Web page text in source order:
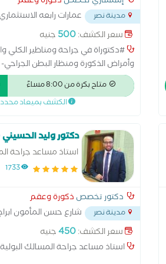
مدينة نصر
عمارات رابعه
- ميدان الساعه...
سعر الكشف:500 جنيه
#دكتوراة في جراحة ومناظير الكلي
وأمراض الذكورة ومنظار البطن
شمس. # متخصص في علاج أورام
والبروستاتا والمثانة البوليه
الحديثة مثل منظار البطن الجراحي
حالات العيوب الخلقيه للكليتين والمثانة
البول والعضو الذكري والخصيتين مثل
الاحليل البولي ، ضيق حوض الكلي ….. #
حصوات الكلي والحالبين والمثانة
كالمنظار المرن والليزر و مناظير البطن
متاح بكرة من 8:00 مساءً
الكشف بميعاد محدد
دكتور وليد الحسيني
استاذ مساعد جراحة
جامعة القاهرة 1733
دكتور تخصص ذكورة وعقم
مدينة نصر شارع حسن المأمون
سعر الكشف:450جنيه
استاذ مساعد جراحة المسالك